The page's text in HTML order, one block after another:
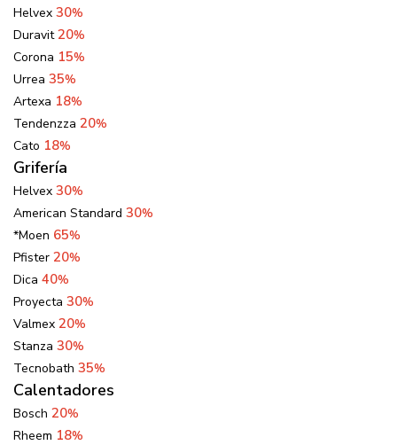
Helvex 30%
Duravit 20%
Corona 15%
Urrea 35%
Artexa 18%
Tendenzza 20%
Cato 18%
Grifería
Helvex 30%
American Standard 30%
*Moen 65%
Pfister 20%
Dica 40%
Proyecta 30%
Valmex 20%
Stanza 30%
Tecnobath 35%
Calentadores
Bosch 20%
Rheem 18%